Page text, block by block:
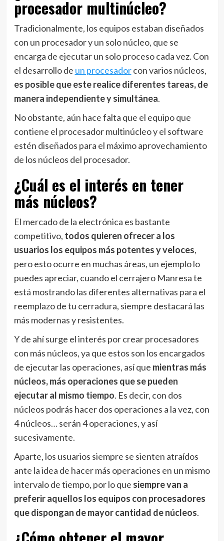
procesador multinúcleo?
Tradicionalmente, los equipos estaban diseñados
con un procesador y un solo núcleo, que se
encarga de ejecutar un solo proceso cada vez. Con
el desarrollo de un procesadorcon varios núcleos,
es posible que este realice diferentes tareas, de
manera independiente y simultánea.
No obstante, aún hace falta que el equipo que
contiene el procesador multinúcleo y el software
estén diseñados para el máximo aprovechamiento
de los núcleos del procesador.
¿Cuál es el interés en tener
más núcleos?
El mercado de la electrónica es bastante
competitivo, todos quieren ofrecer a los
usuarios los equipos más potentes y veloces,
pero esto ocurre en muchas áreas, un ejemplo lo
puedes apreciar, cuando el cerrajero Manresa te
está mostrando las diferentes alternativas para el
reemplazo de tu cerradura, siempre destacará las
más modernas y resistentes.
Y de ahí surge el interés por crear procesadores
con más núcleos, ya que estos son los encargados
de ejecutar las operaciones, así que mientras más
núcleos, más operaciones que se pueden
ejecutar al mismo tiempo. Es decir, con dos
núcleos podrás hacer dos operaciones a la vez, con
4 núcleos… serán 4 operaciones, y así
sucesivamente.
Aparte, los usuarios siempre se sienten atraídos
ante la idea de hacer más operaciones en un mismo
intervalo de tiempo, por lo que siempre van a
preferir aquellos los equipos con procesadores
que dispongan de mayor cantidad de núcleos.